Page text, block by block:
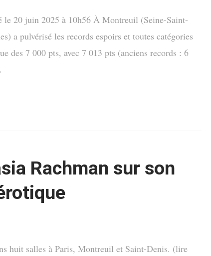
le 20 juin 2025 à 10h56 À Montreuil (Seine-Saint-
a pulvérisé les records espoirs et toutes catégories
des 7 000 pts, avec 7 013 pts (anciens records : 6
Rachman sur son
huit salles à Paris, Montreuil et Saint-Denis. (lire